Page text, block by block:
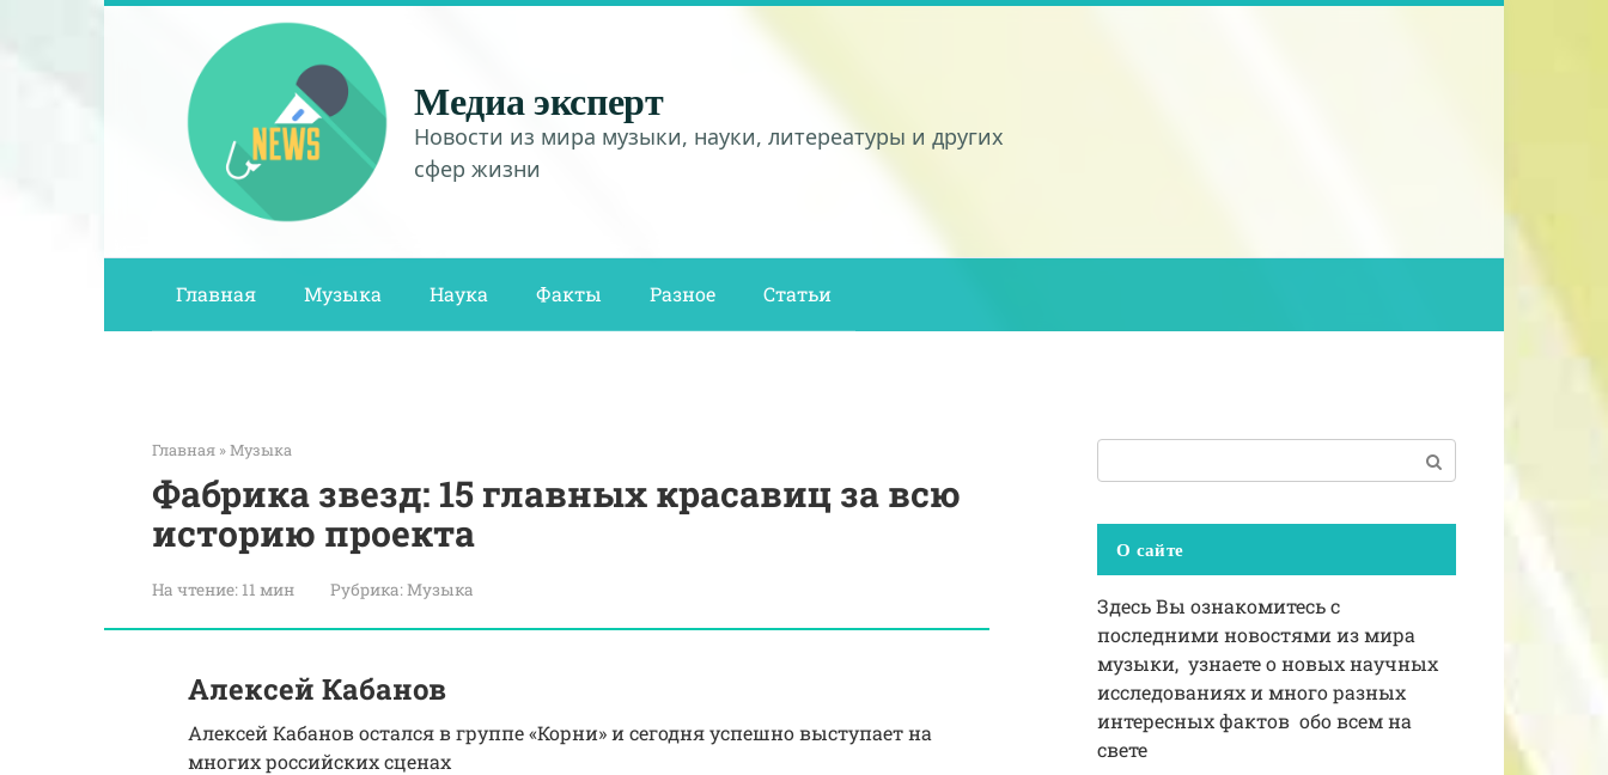
Медиа эксперт
Новости из мира музыки, науки, литереатуры и других
сфер жизни
Главная Музыка Наука Факты Разное Статьи
Главная »Музыка
Фабрика звезд: 15 главных красавиц за всю
историю проекта
На чтение: 11 мин Рубрика:Музыка
Алексей Кабанов
Алексей Кабанов остался в группе «Корни» и сегодня успешно выступает на
многих российских сценах
О сайте
Здесь Вы ознакомитесь с
последними новостями из мира
музыки, узнаете о новых научных
исследованиях и много разных
интересных фактов обо всем на
свете